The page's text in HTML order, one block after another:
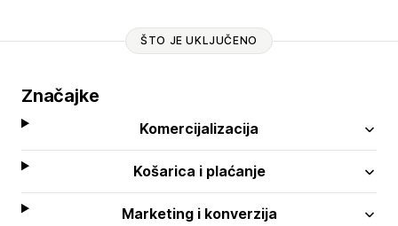
ŠTO JE UKLJUČENO
Značajke
Komercijalizacija
Košarica i plaćanje
Marketing i konverzija